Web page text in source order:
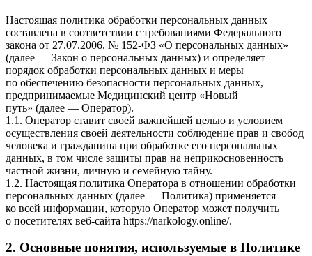
Настоящая политика обработки персональных данных
составлена в соответствии с требованиями Федерального
закона от 27.07.2006. № 152-ФЗ «О персональных данных»
(далее — Закон о персональных данных) и определяет
порядок обработки персональных данных и меры
по обеспечению безопасности персональных данных,
предпринимаемые Медицинский центр «Новый
путь» (далее — Оператор).
1.1. Оператор ставит своей важнейшей целью и условием
осуществления своей деятельности соблюдение прав и свобод
человека и гражданина при обработке его персональных
данных, в том числе защиты прав на неприкосновенность
частной жизни, личную и семейную тайну.
1.2. Настоящая политика Оператора в отношении обработки
персональных данных (далее — Политика) применяется
ко всей информации, которую Оператор может получить
о посетителях веб-сайта https://narkology.online/.
2. Основные понятия, используемые в Политике